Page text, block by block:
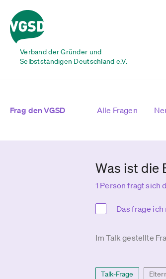
Verband der Gründer und
Selbstständigen Deutschland e.V.
Frag den VGSD Alle Fragen
Was ist die
1 Person fragt sich
Das frage ich
Im Talk gestellte
Talk-Frage